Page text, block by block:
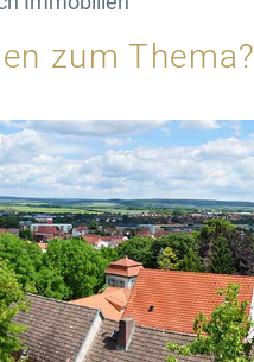
zum Thema?